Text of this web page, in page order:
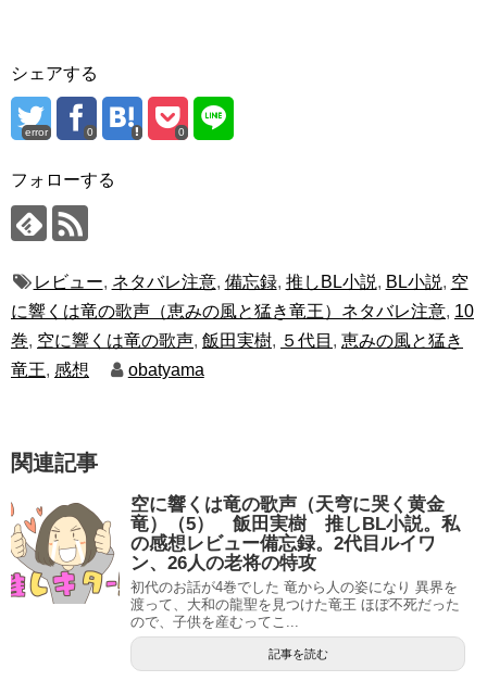
シェアする
error 0 0
フォローする
レビュー, ネタバレ注意, 備忘録, 推しBL小説, BL小説, 空
に響くは竜の歌声（恵みの風と猛き竜王）ネタバレ注意, 10
巻, 空に響くは竜の歌声, 飯田実樹, ５代目 , 恵みの風と猛き
竜王, 感想 obatyama
関連記事
空に響くは竜の歌声（天穹に哭く黄金
竜）（5） 飯田実樹 推しBL小説。私
の感想レビュー備忘録。2代目ルイワ
ン、26人の老将の特攻
初代のお話が4巻でした 竜から人の姿になり 異界を
渡って、大和の龍聖を見つけた竜王 ほぼ不死だった
ので、子供を産むってこ...
記事を読む